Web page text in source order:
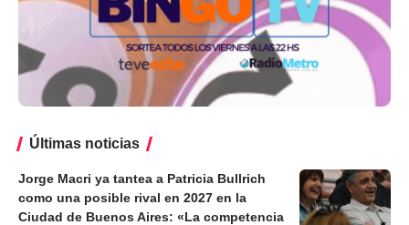
Últimas noticias
Jorge Macri ya tantea a Patricia Bullrich
como una posible rival en 2027 en la
Ciudad de Buenos Aires: «La competencia